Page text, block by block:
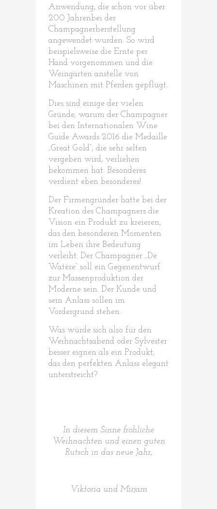
Anwendung, die schon vor über
200 Jahrenbei der
Champagnerherstellung
angewendet wurden. So wird
beispielsweise die Ernte per
Hand vorgenommen und die
Weingärten anstelle von
Maschinen mit Pferden gepflügt.
Dies sind einige der vielen
Gründe, warum der Champagner
bei den Internationalen Wine
Guide Awards 2016 die Medaille
„Great Gold“, die sehr selten
vergeben wird, verliehen
bekommen hat. Besonderes
verdient eben besonderes!
Der Firmengründer hatte bei der
Kreation des Champagners die
Vision ein Produkt zu kreieren,
das den besonderen Momenten
im Leben ihre Bedeutung
verleiht. Der Champagner „De
Watère“ soll ein Gegenentwurf
zur Massenproduktion der
Moderne sein. Der Kunde und
sein Anlass sollen im
Vordergrund stehen.
Was würde sich also für den
Weihnachtsabend oder Sylvester
besser eignen als ein Produkt,
das den perfekten Anlass elegant
unterstreicht?
In diesem Sinne fröhliche
Weihnachten und einen guten
Rutsch in das neue Jahr,
Viktoria und Mirjam